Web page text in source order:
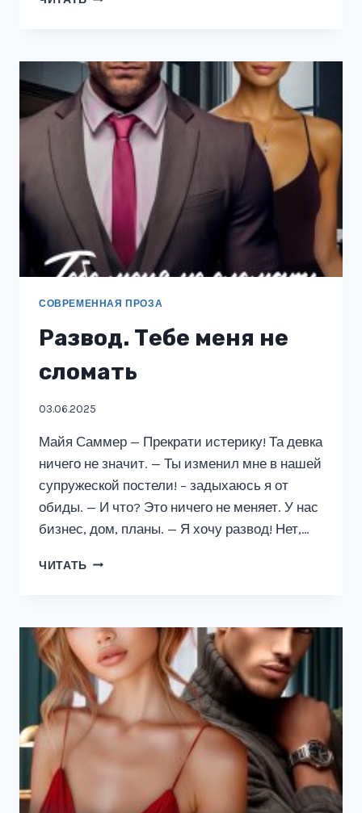
СОВРЕМЕННАЯ ПРОЗА
Развод. Тебе меня не
сломать
03.06.2025
Майя Саммер — Прекрати истерику! Та девка
ничего не значит. — Ты изменил мне в нашей
супружеской постели! – задыхаюсь я от
обиды. — И что? Это ничего не меняет. У нас
бизнес, дом, планы. — Я хочу развод! Нет,…
ЧИТАТЬ РАЗВОД.
СЛОМАТЬ